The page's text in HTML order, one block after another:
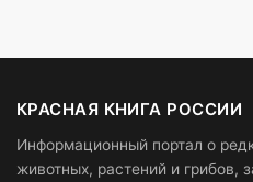
КРАСНАЯ КНИГА РОССИИ
Информационный портал о
животных, растений и грибов,